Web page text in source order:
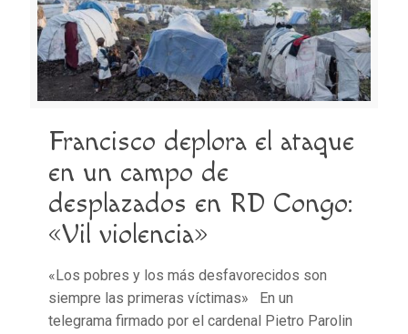
Francisco deplora el ataque
en un campo de
desplazados en RD Congo:
«Vil violencia»
«Los pobres y los más desfavorecidos son
siempre las primeras víctimas» En un
telegrama firmado por el cardenal Pietro Parolin